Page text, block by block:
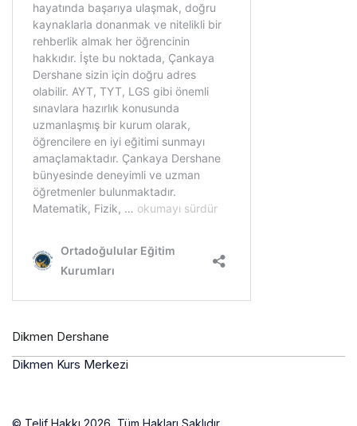
Dikmen Dershane
Dikmen Kurs Merkezi
© Telif Hakkı 2026, Tüm Hakları Saklıdır.